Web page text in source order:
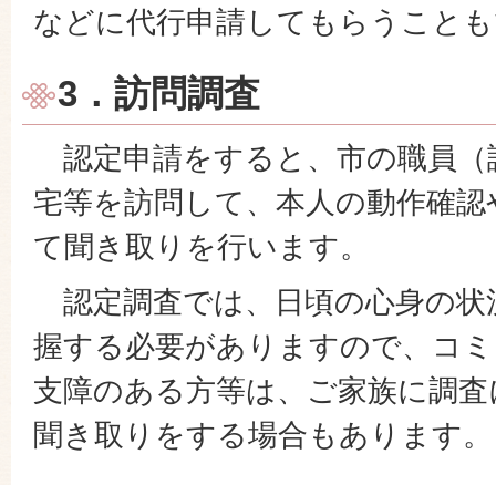
などに代行申請してもらうこと
3．訪問調査
認定申請をすると、市の職員（
宅等を訪問して、本人の動作確
て聞き取りを行います。
認定調査では、日頃の心身の状
握する必要がありますので、コ
支障のある方等は、ご家族に調
聞き取りをする場合もあります。